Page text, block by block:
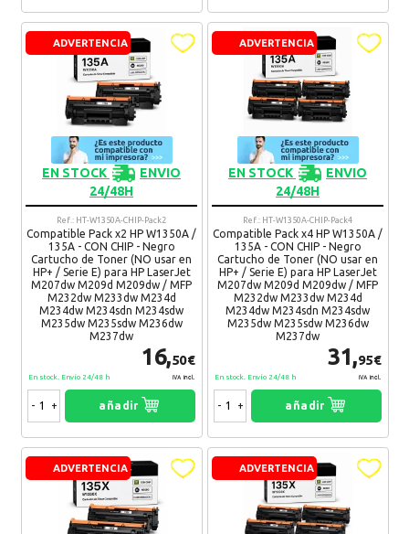
EN STOCK
ENVIO
24/48H
Ref.: HT-W1350A-CHIP-Pack2
Compatible Pack x2 HP W1350A /
135A - CON CHIP - Negro
Cartucho de Toner (NO usar en
HP+ / Serie E) para HP LaserJet
M207dw M209d M209dw / MFP
M232dw M233dw M234d
M234dw M234sdn M234sdw
M235dw M235sdw M236dw
M237dw
ADVERTENCIA
16,50€
IVA Incl.
En stock. Envío 24/48 h
- + añadir
EN STOCK
ENVIO
24/48H
Ref.: HT-W1350A-CHIP-Pack4
Compatible Pack x4 HP W1350A /
135A - CON CHIP - Negro
Cartucho de Toner (NO usar en
HP+ / Serie E) para HP LaserJet
M207dw M209d M209dw / MFP
M232dw M233dw M234d
M234dw M234sdn M234sdw
M235dw M235sdw M236dw
M237dw
ADVERTENCIA
31,95€
IVA Incl.
En stock. Envío 24/48 h
- + añadir
ADVERTENCIA ADVERTENCIA